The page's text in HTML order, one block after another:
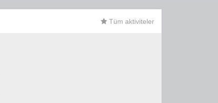
Tüm aktiviteler